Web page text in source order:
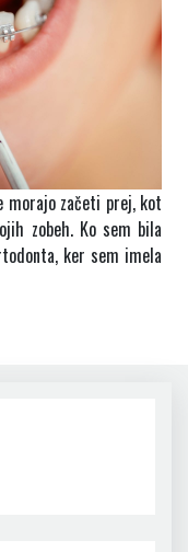
morajo začeti prej, kot
zobeh. Ko sem bila
ker sem imela